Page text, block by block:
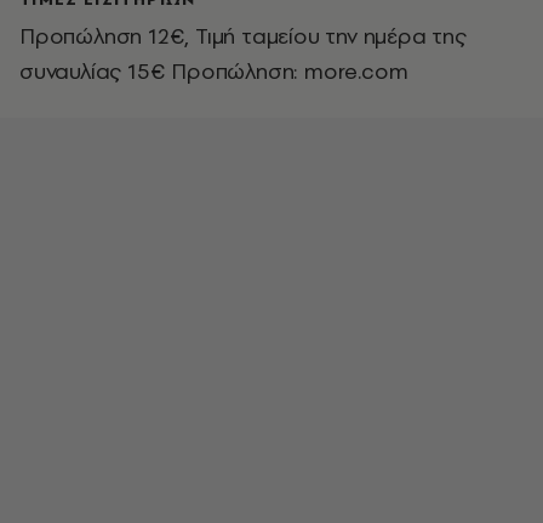
Προπώληση 12€, Τιμή ταμείου την ημέρα της
συναυλίας 15€ Προπώληση: more.com